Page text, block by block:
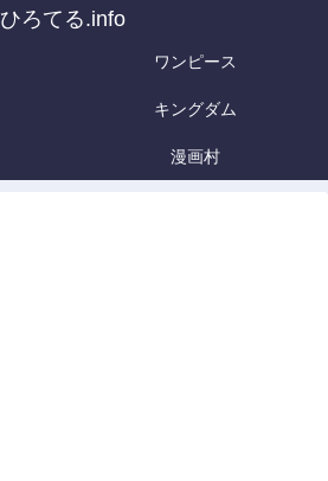
ひろてる.info
ワンピース
キングダム
漫画村